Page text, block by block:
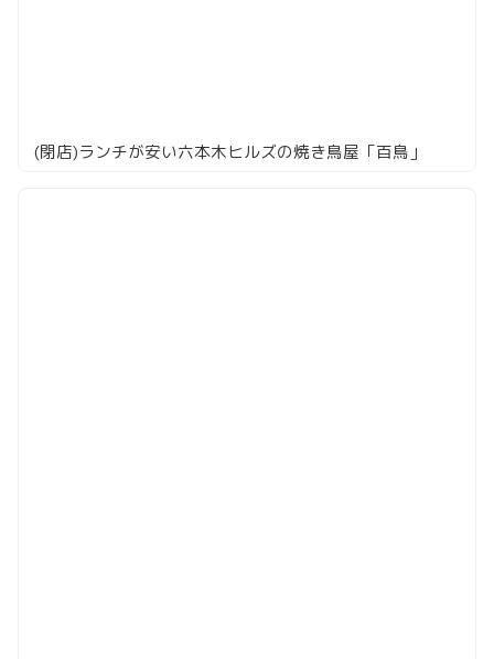
(閉店)ランチが安い六本木ヒルズの焼き鳥屋「百鳥」